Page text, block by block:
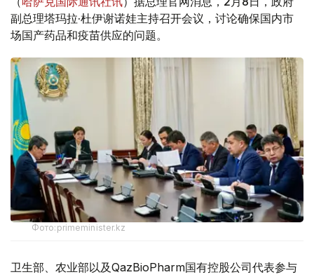
副总理塔玛拉·杜伊谢诺娃主持召开会议，讨论确保国内市
场国产药品和疫苗供应的问题。
Фото:primeminister.kz
卫生部、农业部以及QazBioPharm国有控股公司代表参与